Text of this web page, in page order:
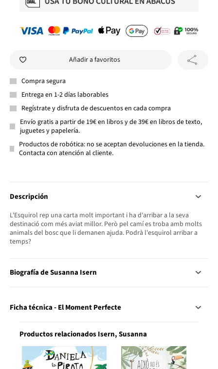
Añadir a favoritos
Compra segura
Entrega en 1-2 días laborables
Regístrate y disfruta de descuentos en cada compra
Envío gratis a partir de 19€ en libros y de 39€ en libros de texto,
juguetes y papelería.
Productos de robótica: no se aceptan devoluciones en la tienda.
Contacta con atención al cliente.
Descripción
L'Esquirol rep una carta molt important i ha d'arribar a la seva
destinació com més aviat millor. Però pel camí es troba amb molts
animals del bosc que li demanen ajuda. Podrà l'esquirol arribar a
temps?
Biografía de Susanna Isern
Ficha técnica - El Moment Perfecte
Productos relacionados Isern, Susanna